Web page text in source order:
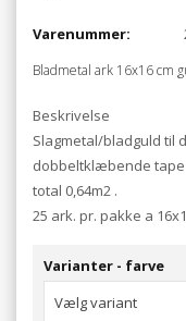
Varenummer:
Bladmetal ark 16x16 cm
Beskrivelse
Slagmetal/bladguld til
dobbeltklæbende tape
total 0,64m2 .
25 ark. pr. pakke a
Varianter - farve